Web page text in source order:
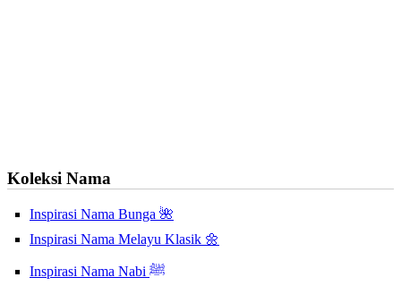
Koleksi Nama
Inspirasi Nama Bunga 🌺
Inspirasi Nama Melayu Klasik 🌼
Inspirasi Nama Nabi ﷺ